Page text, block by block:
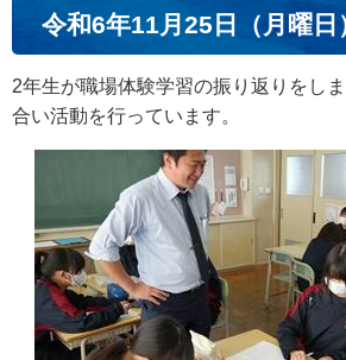
令和6年11月25日（月曜日
2年生が職場体験学習の振り返りをし
合い活動を行っています。